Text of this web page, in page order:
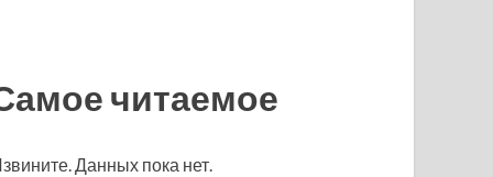
читаемое
Данных пока нет.